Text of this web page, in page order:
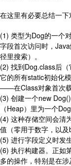
在这里有必要总结一
(1) 类型为Dog的一个
字段首次访问时，
径里搜索）。
(2) 找到Dog.class后
它的所有static初始化
——在Class对象首次载
(3) 创建一个new
（Heap）里为一个
(4) 这种存储空间会清
值（零用于数字，以及
(5) 进行字段定义时发
(6) 执行构建器。正如
多的操作，特别是在涉